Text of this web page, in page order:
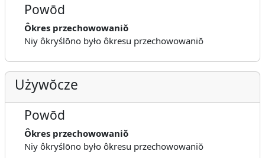
Powōd
Ôkres przechowowaniŏ
Niy ôkryślōno było ôkresu przechowowaniŏ
Używŏcze
Powōd
Ôkres przechowowaniŏ
Niy ôkryślōno było ôkresu przechowowaniŏ